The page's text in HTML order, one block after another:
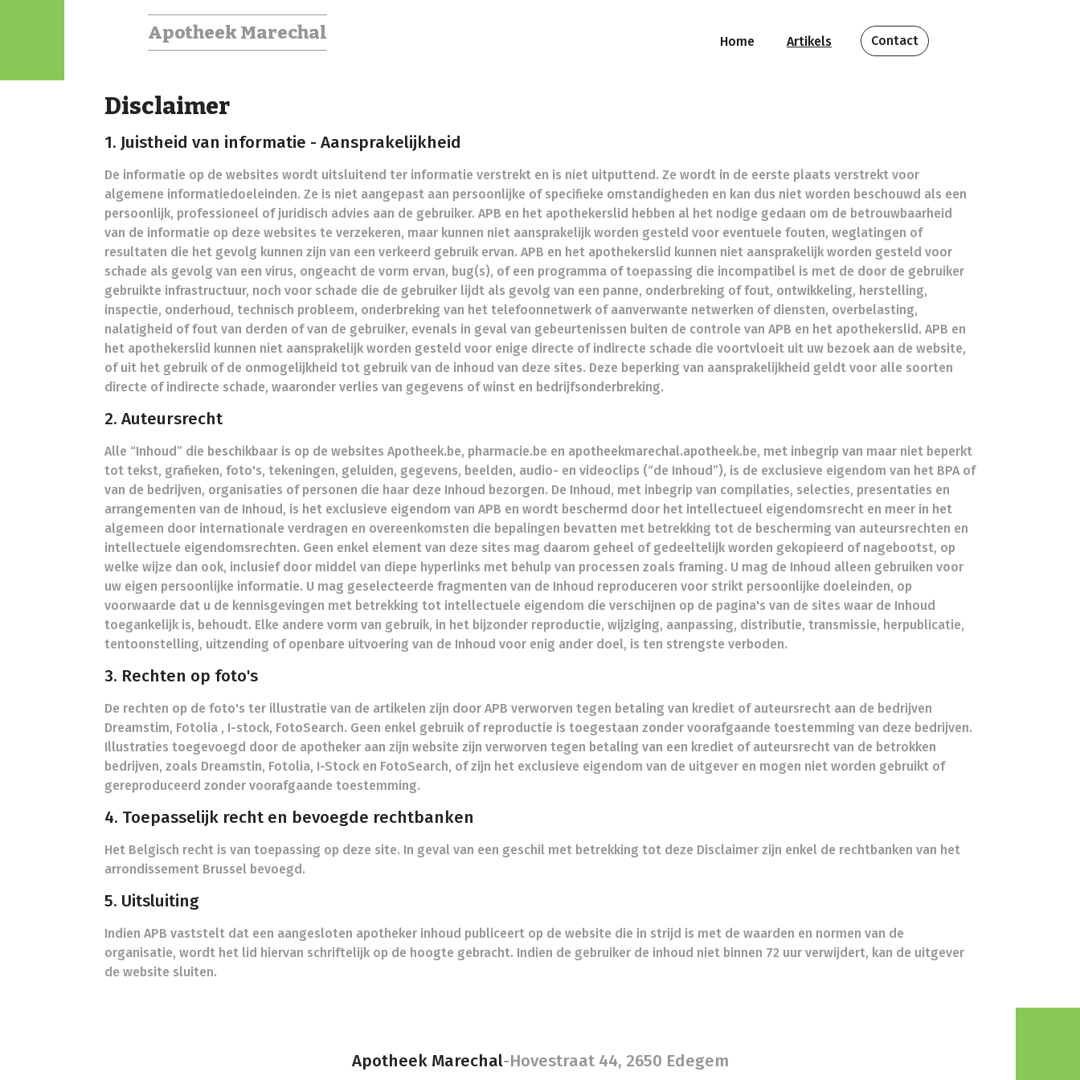
Apotheek Marechal Home Artikels Contact
Disclaimer
1. Juistheid van informatie - Aansprakelijkheid
De informatie op de websites wordt uitsluitend ter informatie verstrekt en is niet uitputtend. Ze wordt in de eerste plaats verstrekt voor
algemene informatiedoeleinden. Ze is niet aangepast aan persoonlijke of specifieke omstandigheden en kan dus niet worden beschouwd als een
persoonlijk, professioneel of juridisch advies aan de gebruiker. APB en het apothekerslid hebben al het nodige gedaan om de betrouwbaarheid
van de informatie op deze websites te verzekeren, maar kunnen niet aansprakelijk worden gesteld voor eventuele fouten, weglatingen of
resultaten die het gevolg kunnen zijn van een verkeerd gebruik ervan. APB en het apothekerslid kunnen niet aansprakelijk worden gesteld voor
schade als gevolg van een virus, ongeacht de vorm ervan, bug(s), of een programma of toepassing die incompatibel is met de door de gebruiker
gebruikte infrastructuur, noch voor schade die de gebruiker lijdt als gevolg van een panne, onderbreking of fout, ontwikkeling, herstelling,
inspectie, onderhoud, technisch probleem, onderbreking van het telefoonnetwerk of aanverwante netwerken of diensten, overbelasting,
nalatigheid of fout van derden of van de gebruiker, evenals in geval van gebeurtenissen buiten de controle van APB en het apothekerslid. APB en
het apothekerslid kunnen niet aansprakelijk worden gesteld voor enige directe of indirecte schade die voortvloeit uit uw bezoek aan de website,
of uit het gebruik of de onmogelijkheid tot gebruik van de inhoud van deze sites. Deze beperking van aansprakelijkheid geldt voor alle soorten
directe of indirecte schade, waaronder verlies van gegevens of winst en bedrijfsonderbreking.
2. Auteursrecht
Alle “Inhoud” die beschikbaar is op de websites Apotheek.be, pharmacie.be en apotheekmarechal.apotheek.be, met inbegrip van maar niet beperkt
tot tekst, grafieken, foto's, tekeningen, geluiden, gegevens, beelden, audio- en videoclips (“de Inhoud”), is de exclusieve eigendom van het BPA of
van de bedrijven, organisaties of personen die haar deze Inhoud bezorgen. De Inhoud, met inbegrip van compilaties, selecties, presentaties en
arrangementen van de Inhoud, is het exclusieve eigendom van APB en wordt beschermd door het intellectueel eigendomsrecht en meer in het
algemeen door internationale verdragen en overeenkomsten die bepalingen bevatten met betrekking tot de bescherming van auteursrechten en
intellectuele eigendomsrechten. Geen enkel element van deze sites mag daarom geheel of gedeeltelijk worden gekopieerd of nagebootst, op
welke wijze dan ook, inclusief door middel van diepe hyperlinks met behulp van processen zoals framing. U mag de Inhoud alleen gebruiken voor
uw eigen persoonlijke informatie. U mag geselecteerde fragmenten van de Inhoud reproduceren voor strikt persoonlijke doeleinden, op
voorwaarde dat u de kennisgevingen met betrekking tot intellectuele eigendom die verschijnen op de pagina's van de sites waar de Inhoud
toegankelijk is, behoudt. Elke andere vorm van gebruik, in het bijzonder reproductie, wijziging, aanpassing, distributie, transmissie, herpublicatie,
tentoonstelling, uitzending of openbare uitvoering van de Inhoud voor enig ander doel, is ten strengste verboden.
3. Rechten op foto's
De rechten op de foto's ter illustratie van de artikelen zijn door APB verworven tegen betaling van krediet of auteursrecht aan de bedrijven
Dreamstim, Fotolia , I-stock, FotoSearch. Geen enkel gebruik of reproductie is toegestaan zonder voorafgaande toestemming van deze bedrijven.
Illustraties toegevoegd door de apotheker aan zijn website zijn verworven tegen betaling van een krediet of auteursrecht van de betrokken
bedrijven, zoals Dreamstin, Fotolia, I-Stock en FotoSearch, of zijn het exclusieve eigendom van de uitgever en mogen niet worden gebruikt of
gereproduceerd zonder voorafgaande toestemming.
4. Toepasselijk recht en bevoegde rechtbanken
Het Belgisch recht is van toepassing op deze site. In geval van een geschil met betrekking tot deze Disclaimer zijn enkel de rechtbanken van het
arrondissement Brussel bevoegd.
5. Uitsluiting
Indien APB vaststelt dat een aangesloten apotheker inhoud publiceert op de website die in strijd is met de waarden en normen van de
organisatie, wordt het lid hiervan schriftelijk op de hoogte gebracht. Indien de gebruiker de inhoud niet binnen 72 uur verwijdert, kan de uitgever
de website sluiten.
Apotheek Marechal-Hovestraat 44, 2650 Edegem